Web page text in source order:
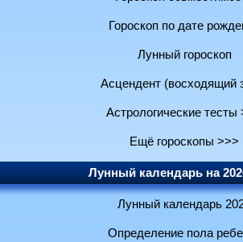
Гороскоп по дате
Лунный гороскоп
Асцендент (восходящий
Астрологические тесты
Ещё гороскопы >>>
Лунный календарь на
Лунный календарь
Определение пола